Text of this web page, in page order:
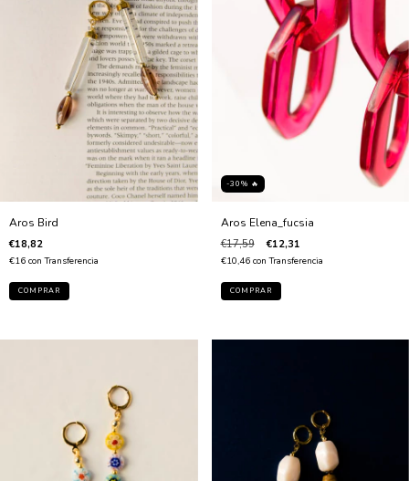
Aros Bird
€18,82
€16 con Transferencia
-30% 🔥
Aros Elena_fucsia
€17,59 €12,31
€10,46 con Transferencia